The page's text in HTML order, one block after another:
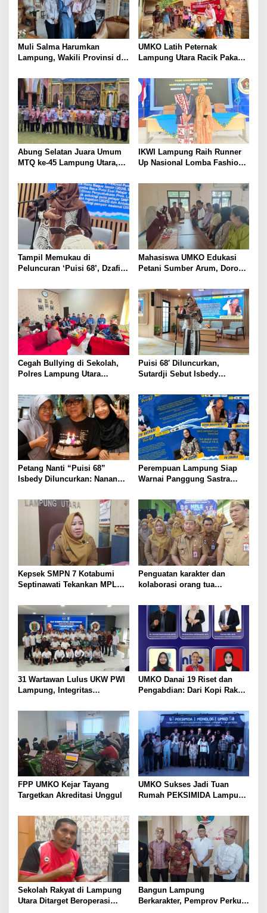
Muli Salma Harumkan
Lampung, Wakili Provinsi di
“Kartografi Sunyi”
UMKO Latih Peternak
Lampung Utara Racik Pakan
Kemarau dan Harga Pakan
Mahal
Abung Selatan Juara Umum
MTQ ke-45 Lampung Utara,
dengan Prestasi Gemilang
IKWI Lampung Raih Runner
Up Nasional Lomba Fashion
Busana Saibatin Curi
Perhatian
Tampil Memukau di
Peluncuran ‘Puisi 68’, Dzafira
Menyentuh Inti Puisi
Mahasiswa UMKO Edukasi
Petani Sumber Arum, Dorong
Ramah Lingkungan
Cegah Bullying di Sekolah,
Polres Lampung Utara
Puisi 68′ Diluncurkan,
Sutardji Sebut Isbedy
Kualitas
Petang Nanti “Puisi 68”
Isbedy Diluncurkan: Nanang
Perempuan Lampung Siap
Warnai Panggung Sastra
Peluncuran Puisi 68 Isbedy
Stiawan ZS
Kepsek SMPN 7 Kotabumi
Septinawati Tekankan MPLS
Karakter Siswa Baru
Penguatan karakter dan
kolaborasi orang tua
Ramah 2026 di Kabupaten
Lampung Utara
31 Wartawan Lulus UKW PWI
Lampung, Integritas
UMKO Danai 19 Riset dan
Pengabdian: Dari Kopi Rakyat
Persoalan Lampung Utara
FPP UMKO Kejar Tayang
Targetkan Akreditasi Unggul
UMKO Sukses Jadi Tuan
Rumah PEKSIMIDA Lampung
Lomba Monolog
Sekolah Rakyat di Lampung
Utara Ditarget Beroperasi
Bangun Lampung
Berkarakter, Pemprov Perkuat